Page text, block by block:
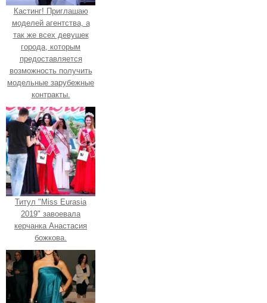
Кастинг! Приглашаю
моделей агентства, а
так же всех девушек
города, которым
предоставляется
возможность получить
модельные зарубежные
контракты.
Титул "Miss Eurasia
2019" завоевала
керчанка Анастасия
божкова.